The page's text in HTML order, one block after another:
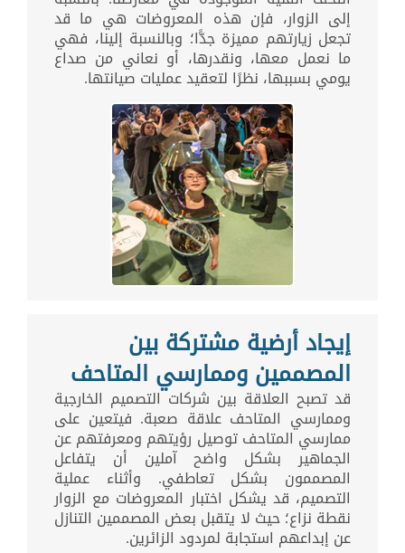
إلى الزوار، فإن هذه المعروضات هي ما قد
تجعل زيارتهم مميزة جدًّا؛ وبالنسبة إلينا، فهي
ما نعمل معها، ونقدرها، أو نعاني من صداع
يومي بسببها، نظرًا لتعقيد عمليات صيانتها.
إيجاد أرضية مشتركة بين
المصممين وممارسي المتاحف
قد تصبح العلاقة بين شركات التصميم الخارجية
وممارسي المتاحف علاقة صعبة. فيتعين على
ممارسي المتاحف توصيل رؤيتهم ومعرفتهم عن
الجماهير بشكل واضح آملين أن يتفاعل
المصممون بشكل تعاطفي. وأثناء عملية
التصميم، قد يشكل اختبار المعروضات مع الزوار
نقطة نزاع؛ حيث لا يتقبل بعض المصممين التنازل
عن إبداعهم استجابة لمردود الزائرين.